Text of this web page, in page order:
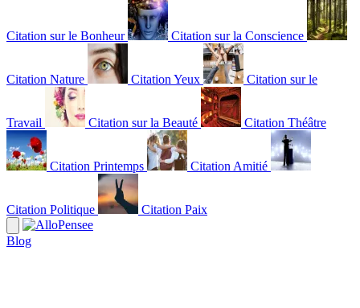
Citation sur le Bonheur Citation sur la Conscience
Citation Nature Citation Yeux Citation sur le
Travail Citation sur la Beauté Citation Théâtre
Citation Printemps Citation Amitié
Citation Politique Citation Paix
Blog